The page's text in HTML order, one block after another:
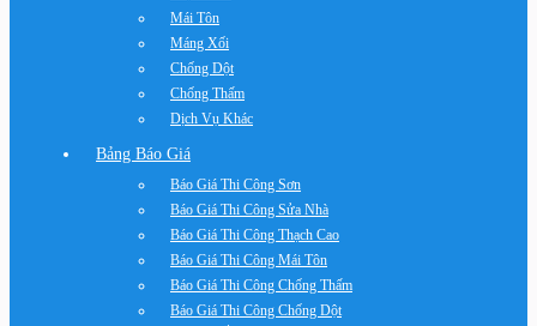
Mái Tôn
Máng Xối
Chống Dột
Chống Thấm
Dịch Vụ Khác
Bảng Báo Giá
Báo Giá Thi Công Sơn
Báo Giá Thi Công Sửa Nhà
Báo Giá Thi Công Thạch Cao
Báo Giá Thi Công Mái Tôn
Báo Giá Thi Công Chống Thấm
Báo Giá Thi Công Chống Dột